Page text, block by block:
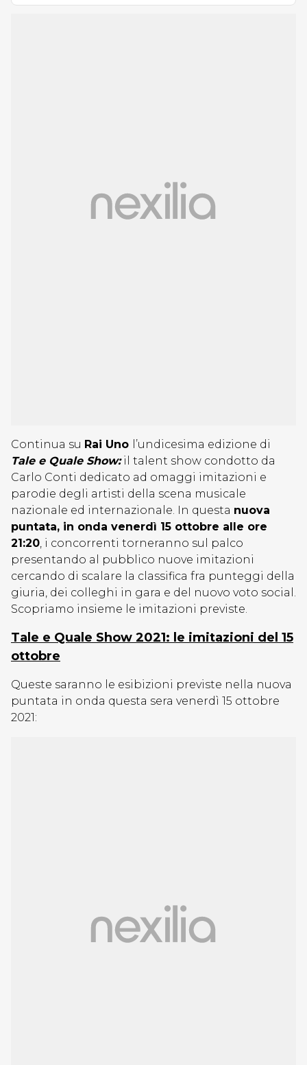
Continua su Rai Uno l’undicesima edizione di
Tale e Quale Show:il talent show condotto da
Carlo Conti dedicato ad omaggi imitazioni e
parodie degli artisti della scena musicale
nazionale ed internazionale. In questa nuova
puntata, in onda venerdì 15 ottobre alle ore
21:20, i concorrenti torneranno sul palco
presentando al pubblico nuove imitazioni
cercando di scalare la classifica fra punteggi della
giuria, dei colleghi in gara e del nuovo voto social.
Scopriamo insieme le imitazioni previste.
Tale e Quale Show 2021: le imitazioni del 15
ottobre
Queste saranno le esibizioni previste nella nuova
puntata in onda questa sera venerdì 15 ottobre
2021: